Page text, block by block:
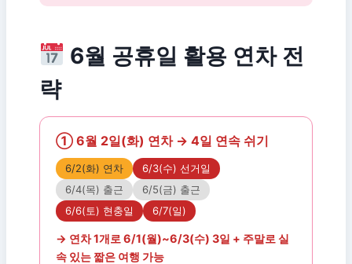
6월 공휴일 활용 연차 전
략
① 6월 2일(화) 연차 → 4일 연속 쉬기
6/2(화) 연차
6/3(수) 선거일
6/4(목) 출근
6/5(금) 출근
6/6(토) 현충일
6/7(일)
→ 연차 1개로 6/1(월)~6/3(수) 3일 + 주말로 실
속 있는 짧은 여행 가능